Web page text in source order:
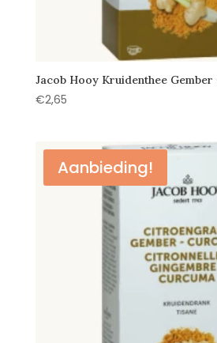
Jacob Hooy Kruidenthee Gember
€2,65
Aanbieding!